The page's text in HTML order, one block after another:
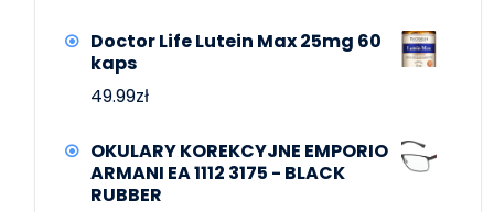
Doctor Life Lutein Max 25mg 60
kaps
49.99zł
OKULARY KOREKCYJNE EMPORIO
ARMANI EA 1112 3175 - BLACK
RUBBER